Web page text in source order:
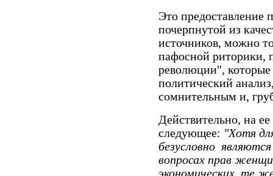
Это предоставление
почерпнутой из
источников, можно
пафосной риторики,
революции",
политический
сомнительным и,
Действительно, на
следующее: "Хотя
безусловно
вопросах прав
экономических, те